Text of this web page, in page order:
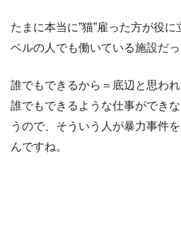
たまに本当に”猫”雇った方が役
ベルの人でも働いている施設だっ
誰でもできるから＝底辺と思わ
誰でもできるような仕事ができ
うので、そういう人が暴力事件
んですね。